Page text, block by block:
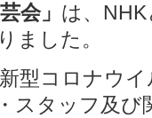
会」 は、
ました。
型コロナウ
スタッフ及び